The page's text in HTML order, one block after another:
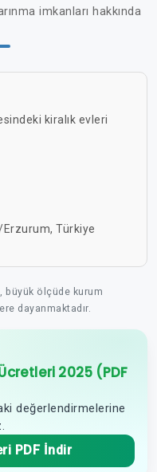
imkanları hakkında
kiralık evleri
Türkiye
büyük ölçüde kurum
dayanmaktadır.
2025 (PDF
değerlendirmelerine
PDF İndir